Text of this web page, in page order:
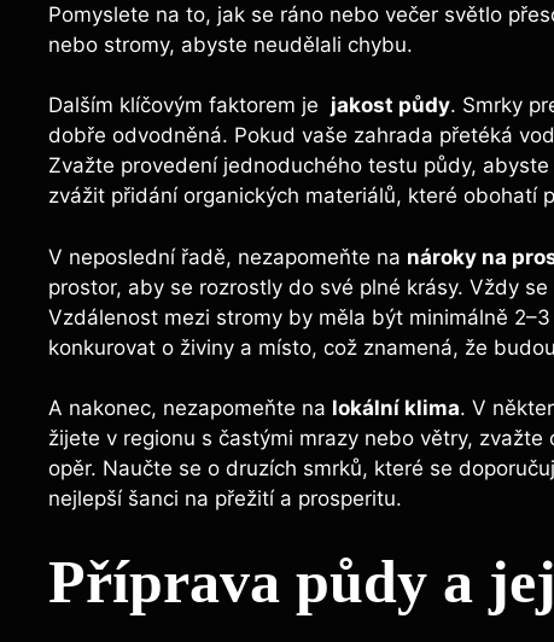
Pomyslete na to, jak se ráno nebo ⁢večer⁢ světlo
nebo stromy, abyste neudělali ‍chybu.
Dalším klíčovým ​faktorem je ​ jakost půdy. Smrky
dobře odvodněná. Pokud vaše zahrada přetéká
Zvažte ⁤provedení jednoduchého testu půdy,
zvážit přidání organických materiálů, které obohatí
V neposlední​ řadě, ⁢nezapomeňte na nároky⁤ na
prostor, aby se rozrostly do své plné krásy. Vždy
Vzdálenost mezi‍ stromy by ⁣měla⁢ být minimálně​
konkurovat o živiny ⁣a místo, což znamená, že
A⁤ nakonec, nezapomeňte‍ na lokální klima. V
‍žijete v regionu s častými mrazy nebo větry,
opěr. ​Naučte se o druzích ‍smrků, které ⁤se
nejlepší​ šanci ‌na ⁤přežití​ a prosperitu.
Příprava půdy a⁢